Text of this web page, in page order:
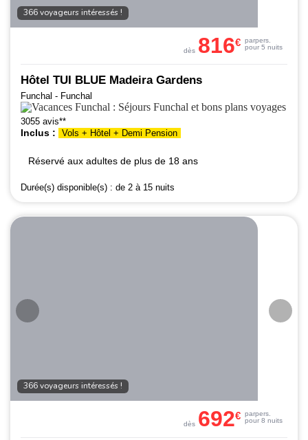
366 voyageurs intéressés !
Hôtel TUI BLUE Madeira Gardens
Funchal - Funchal
3055 avis**
Inclus : Vols + Hôtel + Demi Pension
Réservé aux adultes de plus de 18 ans
Durée(s) disponible(s) : de 2 à 15 nuits
dès 816€ parpers.
pour 5 nuits
366 voyageurs intéressés !
dès 692€ parpers.
pour 8 nuits